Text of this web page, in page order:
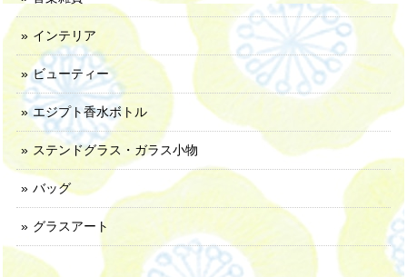
インテリア
ビューティー
エジプト香水ボトル
ステンドグラス・ガラス小物
バッグ
グラスアート